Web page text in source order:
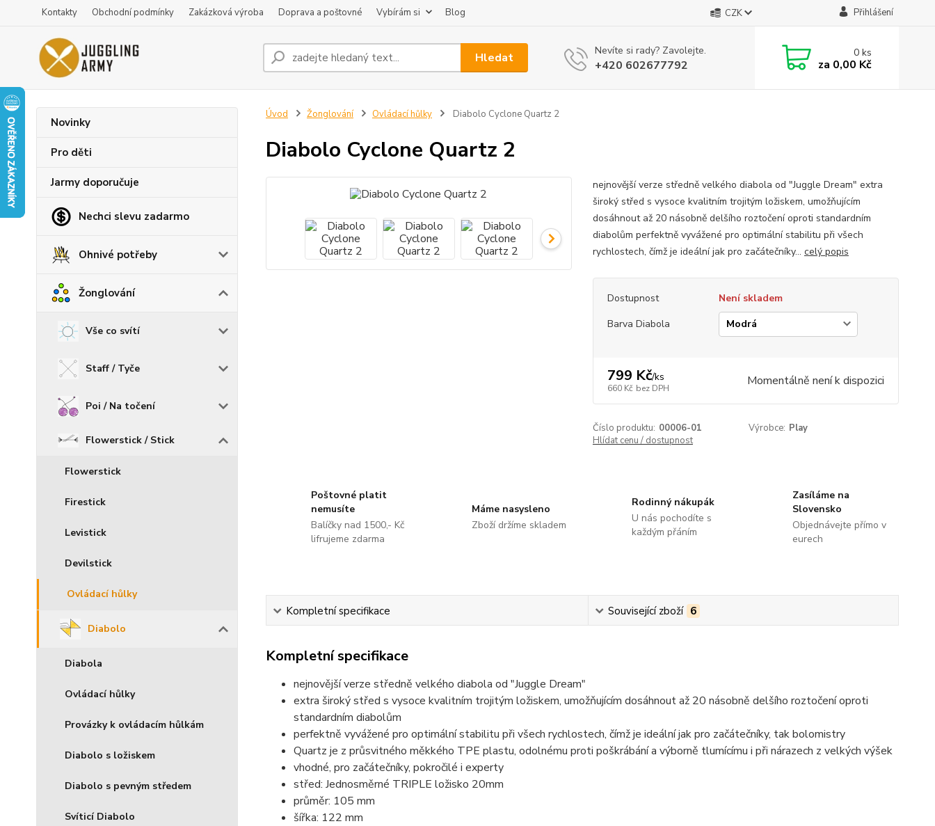
Kontakty Obchodní podmínky Zakázková výroba Doprava a poštovné Vybírám si Blog CZK Přihlášení
Hledat Nevíte si rady? Zavolejte.
+420 602677792
0ks
za 0,00 Kč
Novinky
Pro děti
Jarmy doporučuje
Nechci slevu zadarmo
Ohnivé potřeby
Žonglování
Vše co svítí
Staff / Tyče
Poi / Na točení
Flowerstick / Stick
Flowerstick
Firestick
Levistick
Devilstick
Ovládací hůlky
Diabolo
Diabola
Ovládací hůlky
Provázky k ovládacím hůlkám
Diabolo s ložiskem
Diabolo s pevným středem
Svíticí Diabolo
Úvod Žonglování Ovládací hůlky Diabolo Cyclone Quartz 2
Diabolo Cyclone Quartz 2
nejnovější verze středně velkého diabola od "Juggle Dream" extra
široký střed s vysoce kvalitním trojitým ložiskem, umožňujícím
dosáhnout až 20 násobně delšího roztočení oproti standardním
diabolům perfektně vyvážené pro optimální stabilitu při všech
rychlostech, čímž je ideální jak pro začátečníky... celý popis
Dostupnost
Není skladem
Barva Diabola
799 Kč/ks
660 Kč bez DPH Momentálně není k dispozici
Číslo produktu: 00006-01 Výrobce: Play
Hlídat cenu / dostupnost
Poštovné platit
nemusíte
Balíčky nad 1500,- Kč
lifrujeme zdarma
Máme nasysleno
Zboží držíme skladem
Rodinný nákupák
U nás pochodíte s
každým přáním
Zasíláme na
Slovensko
Objednávejte přímo v
eurech
Kompletní specifikace Související zboží 6
Kompletní specifikace
nejnovější verze středně velkého diabola od "Juggle Dream"
extra široký střed s vysoce kvalitním trojitým ložiskem, umožňujícím dosáhnout až 20 násobně delšího roztočení oproti
standardním diabolům
perfektně vyvážené pro optimální stabilitu při všech rychlostech, čímž je ideální jak pro začátečníky, tak bolomistry
Quartz je z průsvitného měkkého TPE plastu, odolnému proti poškrábání a výborně tlumícímu i při nárazech z velkých výšek
vhodné, pro začátečníky, pokročilé i experty
střed: Jednosměrné TRIPLE ložisko 20mm
průměr: 105 mm
šířka: 122 mm